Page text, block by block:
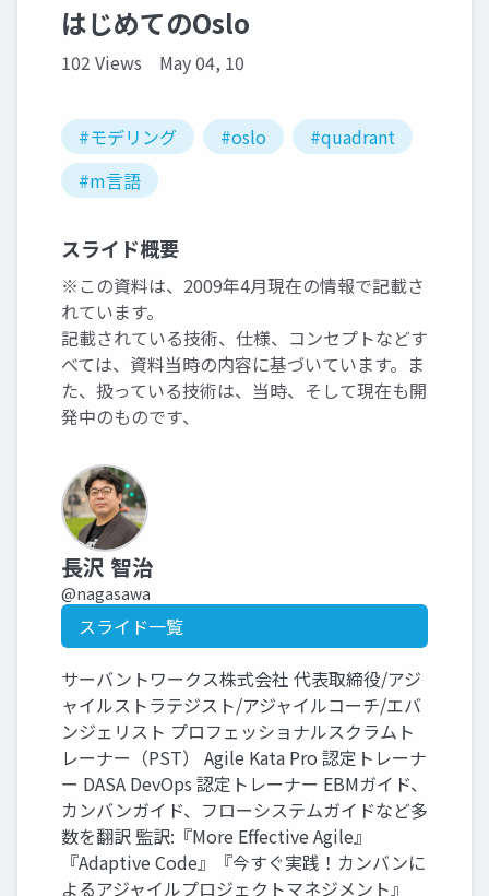
はじめてのOslo
102 Views May 04, 10
#モデリング #oslo
#quadrant
#m言語
スライド概要
※この資料は、2009年4月現在の情報で記載さ
れています。
記載されている技術、仕様、コンセプトなどす
べては、資料当時の内容に基づいています。ま
た、扱っている技術は、当時、そして現在も開
発中のものです、
長沢 智治
@nagasawa
スライド一覧
サーバントワークス株式会社 代表取締役/アジ
ャイルストラテジスト/アジャイルコーチ/エバ
ンジェリスト プロフェッショナルスクラムト
レーナー（PST） Agile Kata Pro 認定トレーナ
ー DASA DevOps 認定トレーナー EBMガイド、
カンバンガイド、フローシステムガイドなど多
数を翻訳 監訳:『More Effective Agile』
『Adaptive Code』『今すぐ実践！カンバンに
よるアジャイルプロジェクトマネジメント』